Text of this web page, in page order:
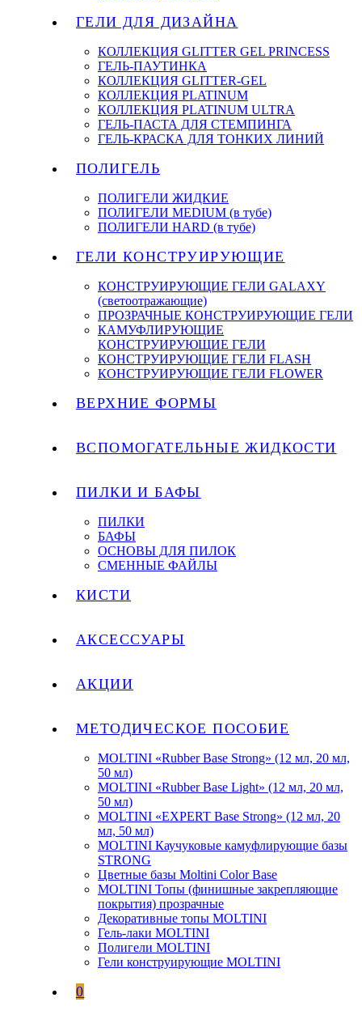
ГЕЛИ ДЛЯ ДИЗАЙНА
КОЛЛЕКЦИЯ GLITTER GEL PRINCESS
ГЕЛЬ-ПАУТИНКА
КОЛЛЕКЦИЯ GLITTER-GEL
КОЛЛЕКЦИЯ PLATINUM
КОЛЛЕКЦИЯ PLATINUM ULTRA
ГЕЛЬ-ПАСТА ДЛЯ СТЕМПИНГА
ГЕЛЬ-КРАСКА ДЛЯ ТОНКИХ ЛИНИЙ
ПОЛИГЕЛЬ
ПОЛИГЕЛИ ЖИДКИЕ
ПОЛИГЕЛИ MEDIUM (в тубе)
ПОЛИГЕЛИ HARD (в тубе)
ГЕЛИ КОНСТРУИРУЮЩИЕ
КОНСТРУИРУЮЩИЕ ГЕЛИ GALAXY
(светоотражающие)
ПРОЗРАЧНЫЕ КОНСТРУИРУЮЩИЕ ГЕЛИ
КАМУФЛИРУЮЩИЕ
КОНСТРУИРУЮЩИЕ ГЕЛИ
КОНСТРУИРУЮЩИЕ ГЕЛИ FLASH
КОНСТРУИРУЮЩИЕ ГЕЛИ FLOWER
ВЕРХНИЕ ФОРМЫ
ВСПОМОГАТЕЛЬНЫЕ ЖИДКОСТИ
ПИЛКИ И БАФЫ
ПИЛКИ
БАФЫ
ОСНОВЫ ДЛЯ ПИЛОК
СМЕННЫЕ ФАЙЛЫ
КИСТИ
АКСЕССУАРЫ
АКЦИИ
МЕТОДИЧЕСКОЕ ПОСОБИЕ
MOLTINI «Rubber Base Strong» (12 мл, 20 мл,
50 мл)
MOLTINI «Rubber Base Light» (12 мл, 20 мл,
50 мл)
MOLTINI «EXPERT Base Strong» (12 мл, 20
мл, 50 мл)
MOLTINI Каучуковые камуфлирующие базы
STRONG
Цветные базы Moltini Color Base
MOLTINI Топы (финишные закрепляющие
покрытия) прозрачные
Декоративные топы MOLTINI
Гель-лаки MOLTINI
Полигели MOLTINI
Гели конструирующие MOLTINI
0